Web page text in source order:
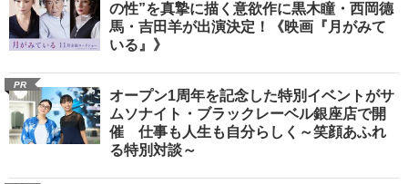
の性”を真摯に描く意欲作に黒木瞳・西岡德
馬・吉田羊が出演決定！《映画『月がみて
いる』》
PR
オープン1周年を記念した特別イベントがサ
ムソナイト・ブラックレーベル銀座店で開
催 仕事も人生も自分らしく～笑顔あふれ
る特別対談～